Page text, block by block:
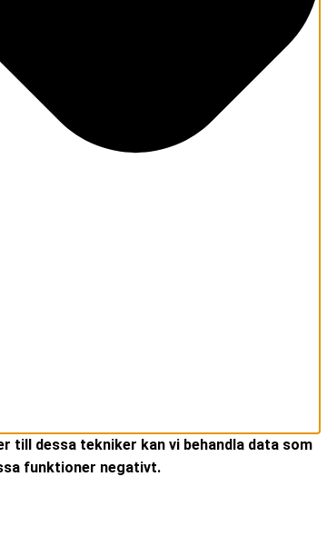
till dessa tekniker kan vi behandla data som
funktioner negativt.